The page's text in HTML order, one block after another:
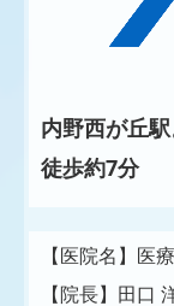
内野西が丘
徒歩約7分
【医院名】
【院長】 田口